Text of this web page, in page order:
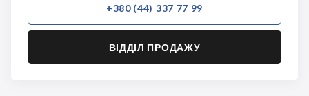
+380 (44) 337 77 99
ВІДДІЛ ПРОДАЖУ